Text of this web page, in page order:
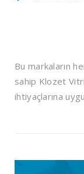
Bu markaların
sahip Klozet
ihtiyaçlarına